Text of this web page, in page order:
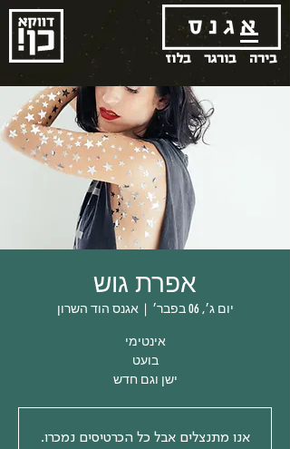
בלוז בורגר בירה
אפרת גוש
יום ג׳, 06 בפבר׳
  |
אגנס הוד השרון
ישן וגם חדש
אנו מתנצלים אבל כל הכרטיסים נמכרו.